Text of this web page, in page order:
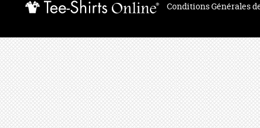
Conditions Générales